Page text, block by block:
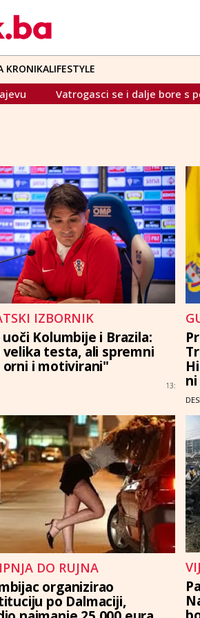
KRONIKALIFESTYLE
Vatrogasci se i dalje bore s požarima
IZBORNIK
uoči Kolumbije i Brazila:
velika testa, ali spremni
orni i motivirani"
13:
ni
DO RUJNA
organizirao
po Dalmaciji,